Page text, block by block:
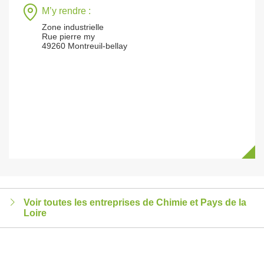
M’y rendre :
Zone industrielle
Rue pierre my
49260 Montreuil-bellay
Voir toutes les entreprises de Chimie et Pays de la
Loire